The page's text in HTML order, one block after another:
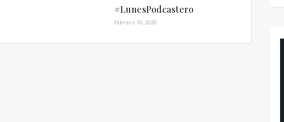
#LunesPodcastero
febrero 10, 2020